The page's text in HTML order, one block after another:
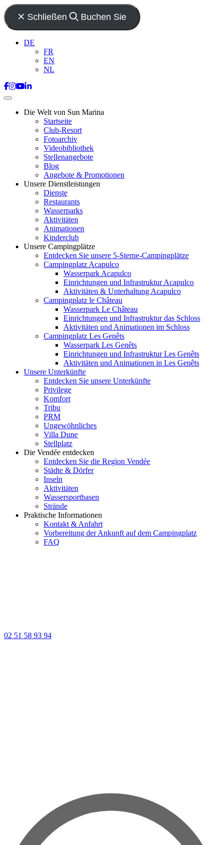
Schließen Buchen Sie
DE
FR
EN
NL
Die Welt von Sun Marina
Startseite
Club-Resort
Fotoarchiv
Videobibliothek
Stellenangebote
Blog
Angebote & Promotionen
Unsere Dienstleistungen
Dienste
Restaurants
Wasserparks
Aktivitäten
Animationen
Kinderclub
Unsere Campingplätze
Entdecken Sie unsere 5-Sterne-Campingplätze
Campingplatz Acapulco
Wasserpark Acapulco
Einrichtungen und Infrastruktur Acapulco
Aktivitäten & Unterhaltung Acapulco
Campingplatz le Château
Wasserpark Le Château
Einrichtungen und Infrastruktur das Schloss
Aktivitäten und Animationen im Schloss
Campingplatz Les Genêts
Wasserpark Les Genêts
Einrichtungen und Infrastruktur Les Genêts
Aktivitäten und Animationen in Les Genêts
Unsere Unterkünfte
Entdecken Sie unsere Unterkünfte
Privilege
Komfort
Tribu
PRM
Ungewöhnliches
Villa Dune
Stellplatz
Die Vendée entdecken
Entdecken Sie die Region Vendée
Städte & Dörfer
Inseln
Aktivitäten
Wassersportbasen
Strände
Praktische Informationen
Kontakt & Anfahrt
Vorbereitung der Ankunft auf dem Campingplatz
FAQ
02 51 58 93 94